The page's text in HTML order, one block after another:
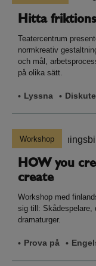
Hitta
Teatercentrum
normkreativ
och mål,
på olika sätt.
Lyssna
HOW you
create
Workshop
Workshop med
sig till: Skådespelare,
dramaturger.
Prova på